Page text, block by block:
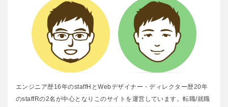
エンジニア歴16年のstaffHとWebデザイナー・ディレクター歴20年
のstaffRの2名が中心となりこのサイトを運営しています。転職/就職